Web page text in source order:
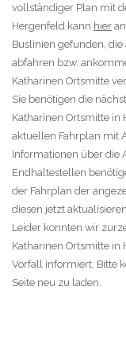
vollständiger Plan mit
Hergenfeld kann hier
Buslinien gefunden,
abfahren bzw.
Katharinen Ortsmitte
Sie benötigen die
Katharinen Ortsmitte in
aktuellen Fahrplan mit
Informationen über die
Endhaltestellen
der Fahrplan der
diesen jetzt aktualisieren.
Leider konnten wir
Katharinen Ortsmitte
Vorfall informiert. Bitte
Seite neu zu laden.